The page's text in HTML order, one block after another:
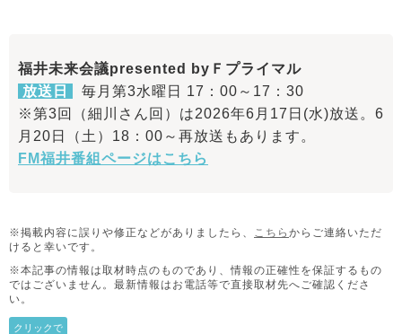
福井未来会議presented byＦプライマル
放送日
毎月第3水曜日 17：00～17：30
※第3回（細川さん回）は2026年6月17日(水)放送。6
月20日（土）18：00～再放送もあります。
FM福井番組ページはこちら
※掲載内容に誤りや修正などがありましたら、 こちら からご連絡いただ
けると幸いです。
※本記事の情報は取材時点のものであり、情報の正確性を保証するもの
ではございません。 最新情報はお電話等で直接取材先へご確認くださ
い。
クリックで